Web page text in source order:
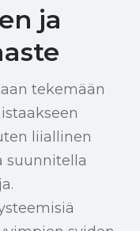
ja
tekemään
liiallinen
suunnitella